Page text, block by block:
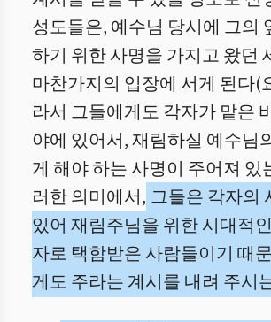
성도들은, 예수님 당시에 그의
하기 위한 사명을 가지고 왔던
마찬가지의 입장에 서게 된다(
라서 그들에게도 각자가 맡은
야에 있어서, 재림하실 예수님
게 해야 하는 사명이 주어져 있
러한 의미에서, 그들은 각자의
있어 재림주님을 위한 시대적
자로 택함받은 사람들이기 때
게도 주라는 계시를 내려 주시